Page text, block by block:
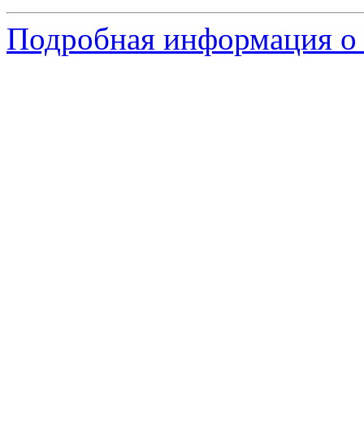
Подробная информация о